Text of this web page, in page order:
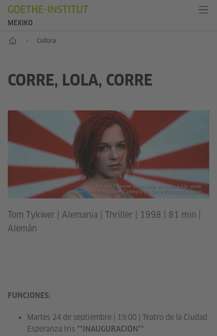
MEXIKO
Inicio Cultura
CORRE, LOLA, CORRE
Franka Potente como Lola in Corre, Lola, corre
Imagen: Bernd Spauke. Cortesía de Sony Pictures Classics
Tom Tykwer | Alemania | Thriller | 1998 | 81 min |
Alemán
FUNCIONES:
Martes 24 de septiembre | 19:00 | Teatro de la Ciudad
Esperanza Iris **INAUGURACIÓN**